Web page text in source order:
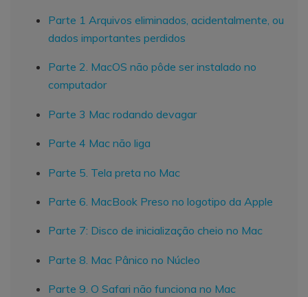
Parte 1 Arquivos eliminados, acidentalmente, ou
dados importantes perdidos
Parte 2. MacOS não pôde ser instalado no
computador
Parte 3 Mac rodando devagar
Parte 4 Mac não liga
Parte 5. Tela preta no Mac
Parte 6. MacBook Preso no logotipo da Apple
Parte 7: Disco de inicialização cheio no Mac
Parte 8. Mac Pânico no Núcleo
Parte 9. O Safari não funciona no Mac